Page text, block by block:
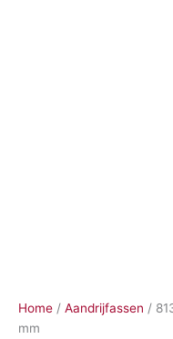
Home / Aandrijfassen /
mm